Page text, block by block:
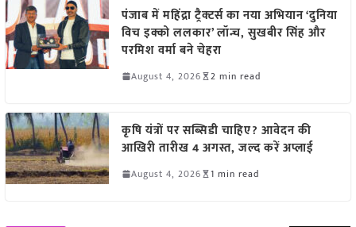
पंजाब में महिंद्रा ट्रैक्टर्स का नया अभियान ‘दुनिया
विच इक्को ललकार’ लॉन्च, सुखबीर सिंह और
परमिश वर्मा बने चेहरा
August 4, 2026 2 min read
कृषि यंत्रों पर सब्सिडी चाहिए? आवेदन की
आखिरी तारीख 4 अगस्त, जल्द करें अप्लाई
August 4, 2026 1 min read